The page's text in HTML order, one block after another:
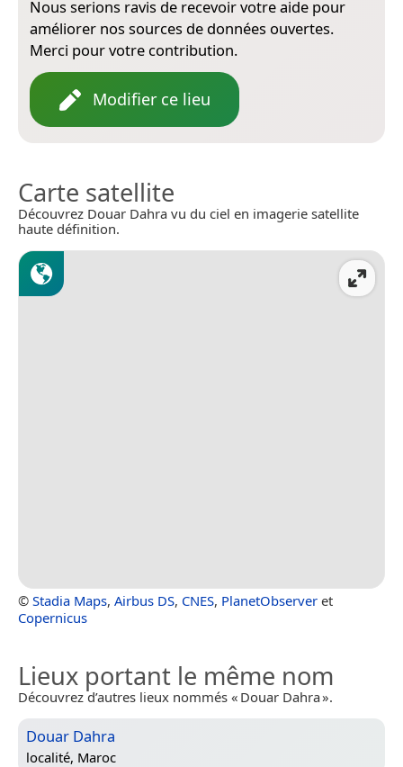
Nous serions ravis de recevoir votre aide pour
améliorer nos sources de données ouvertes.
Merci pour votre contribution.
Modifier ce lieu
Carte satellite
Découvrez Douar Dahra vu du ciel en imagerie satellite
haute définition.
© Stadia Maps, Airbus DS, CNES, PlanetObserver et
Copernicus
Lieux portant le même nom
Découvrez d’autres lieux nommés « Douar Dahra ».
Douar Dahra
localité, Maroc